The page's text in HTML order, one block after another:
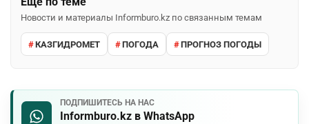
Новости и материалы Informburo.kz по связанным темам
КАЗГИДРОМЕТ ПОГОДА ПРОГНОЗ ПОГОДЫ
ПОДПИШИТЕСЬ НА НАС
Informburo.kz в WhatsApp